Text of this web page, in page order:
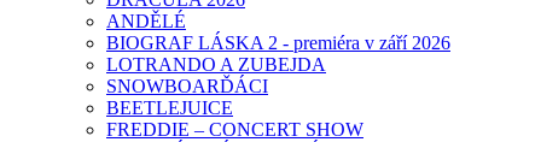
ANDĚLÉ
BIOGRAF LÁSKA 2 - premiéra v září 2026
LOTRANDO A ZUBEJDA
SNOWBOARĎÁCI
BEETLEJUICE
FREDDIE – CONCERT SHOW